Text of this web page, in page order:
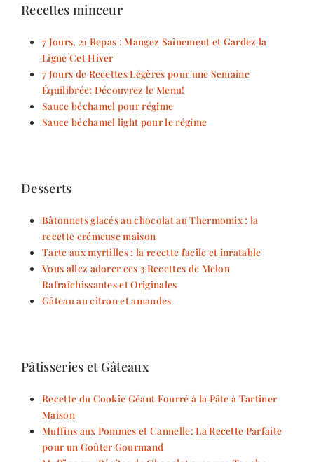
Recettes minceur
7 Jours, 21 Repas : Mangez Sainement et Gardez la
Ligne Cet Hiver
7 Jours de Recettes Légères pour une Semaine
Équilibrée: Découvrez le Menu!
Sauce béchamel pour régime
Sauce béchamel light pour le régime
Desserts
Bâtonnets glacés au chocolat au Thermomix : la
recette crémeuse maison
Tarte aux myrtilles : la recette facile et inratable
Vous allez adorer ces 3 Recettes de Melon
Rafraîchissantes et Originales
Gâteau au citron et amandes
Pâtisseries et Gâteaux
Recette du Cookie Géant Fourré à la Pâte à Tartiner
Maison
Muffins aux Pommes et Cannelle: La Recette Parfaite
pour un Goûter Gourmand